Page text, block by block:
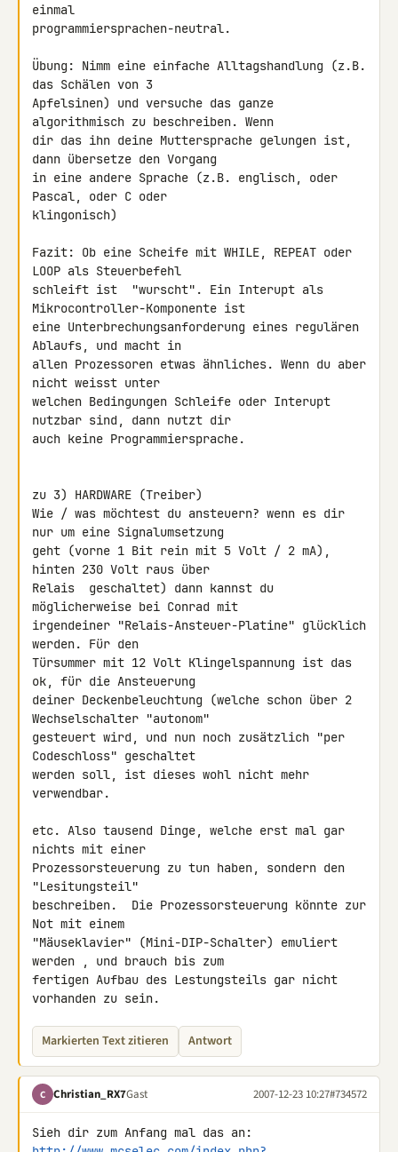
einmal
programmiersprachen-neutral.
Übung: Nimm eine einfache Alltagshandlung (z.B.
das Schälen von 3
Apfelsinen) und versuche das ganze
algorithmisch zu beschreiben. Wenn
dir das ihn deine Muttersprache gelungen ist,
dann übersetze den Vorgang
in eine andere Sprache (z.B. englisch, oder
Pascal, oder C oder
klingonisch)
Fazit: Ob eine Scheife mit WHILE, REPEAT oder
LOOP als Steuerbefehl
schleift ist  "wurscht". Ein Interupt als
Mikrocontroller-Komponente ist
eine Unterbrechungsanforderung eines regulären
Ablaufs, und macht in
allen Prozessoren etwas ähnliches. Wenn du aber
nicht weisst unter
welchen Bedingungen Schleife oder Interupt
nutzbar sind, dann nutzt dir
auch keine Programmiersprache.
zu 3) HARDWARE (Treiber)
Wie / was möchtest du ansteuern? wenn es dir
nur um eine Signalumsetzung
geht (vorne 1 Bit rein mit 5 Volt / 2 mA),
hinten 230 Volt raus über
Relais  geschaltet) dann kannst du
möglicherweise bei Conrad mit
irgendeiner "Relais-Ansteuer-Platine" glücklich
werden. Für den
Türsummer mit 12 Volt Klingelspannung ist das
ok, für die Ansteuerung
deiner Deckenbeleuchtung (welche schon über 2
Wechselschalter "autonom"
gesteuert wird, und nun noch zusätzlich "per
Codeschloss" geschaltet
werden soll, ist dieses wohl nicht mehr
verwendbar.
etc. Also tausend Dinge, welche erst mal gar
nichts mit einer
Prozessorsteuerung zu tun haben, sondern den
"Lesitungsteil"
beschreiben.  Die Prozessorsteuerung könnte zur
Not mit einem
"Mäuseklavier" (Mini-DIP-Schalter) emuliert
werden , und brauch bis zum
fertigen Aufbau des Lestungsteils gar nicht
vorhanden zu sein.
Markierten Text zitieren Antwort
C Christian_RX7Gast 2007-12-23 10:27#734572